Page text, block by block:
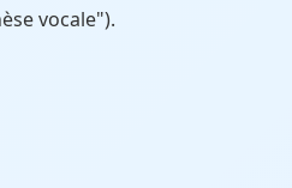
vocale").